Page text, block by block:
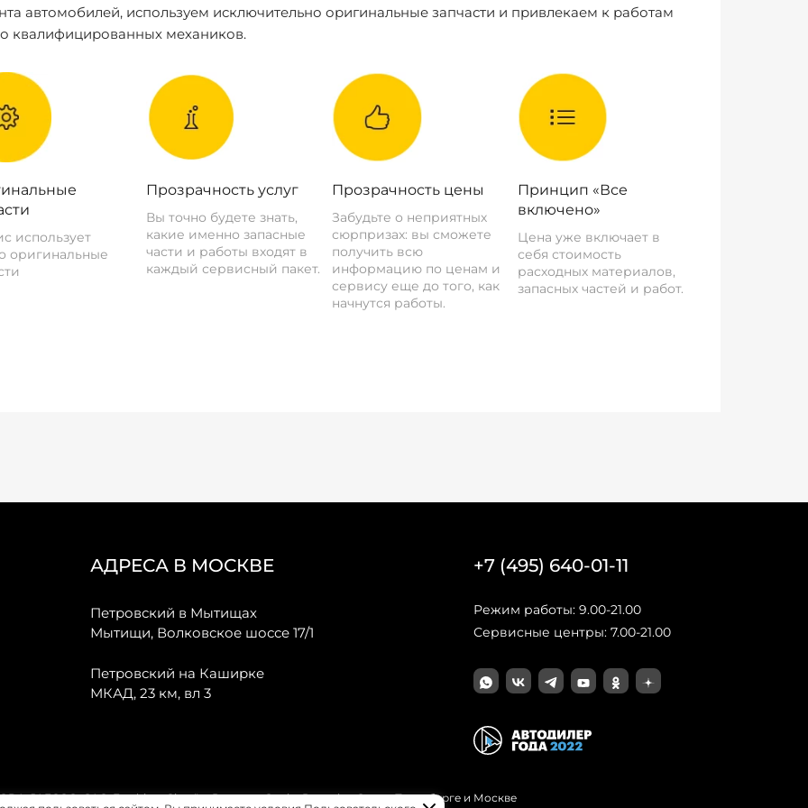
автомобилей, используем исключительно оригинальные запчасти и привлекаем к работам
квалифицированных механиков.
использует
оригинальные
Прозрачность услуг
Вы точно будете знать,
какие именно запасные
части и работы входят в
каждый сервисный пакет.
Прозрачность цены
Забудьте о неприятных
сюрпризах: вы сможете
получить всю
информацию по ценам и
сервису еще до того, как
начнутся работы.
Принцип «Все
включено»
Цена уже включает в
себя стоимость
расходных материалов,
запасных частей и работ.
АДРЕСА В МОСКВЕ
Петровский в Мытищах
Мытищи, Волковское шоссе 17/1
Петровский на Каширке
МКАД, 23 км, вл 3
+7 (495) 640-01-11
Режим работы: 9.00-21.00
Сервисные центры: 7.00-21.00
JAECOO, GAC, Forthing, Citroёn, Peugeot, Opel и Renault в Санкт-Петербурге и Москве